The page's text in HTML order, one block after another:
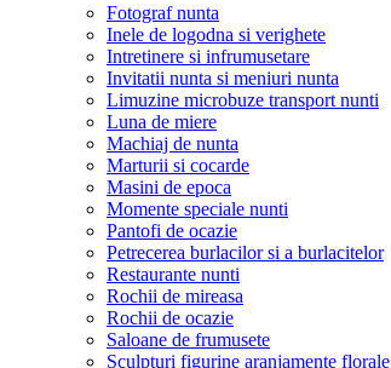
Fotograf nunta
Inele de logodna si verighete
Intretinere si infrumusetare
Invitatii nunta si meniuri nunta
Limuzine microbuze transport nunti
Luna de miere
Machiaj de nunta
Marturii si cocarde
Masini de epoca
Momente speciale nunti
Pantofi de ocazie
Petrecerea burlacilor si a burlacitelor
Restaurante nunti
Rochii de mireasa
Rochii de ocazie
Saloane de frumusete
Sculpturi figurine aranjamente florale